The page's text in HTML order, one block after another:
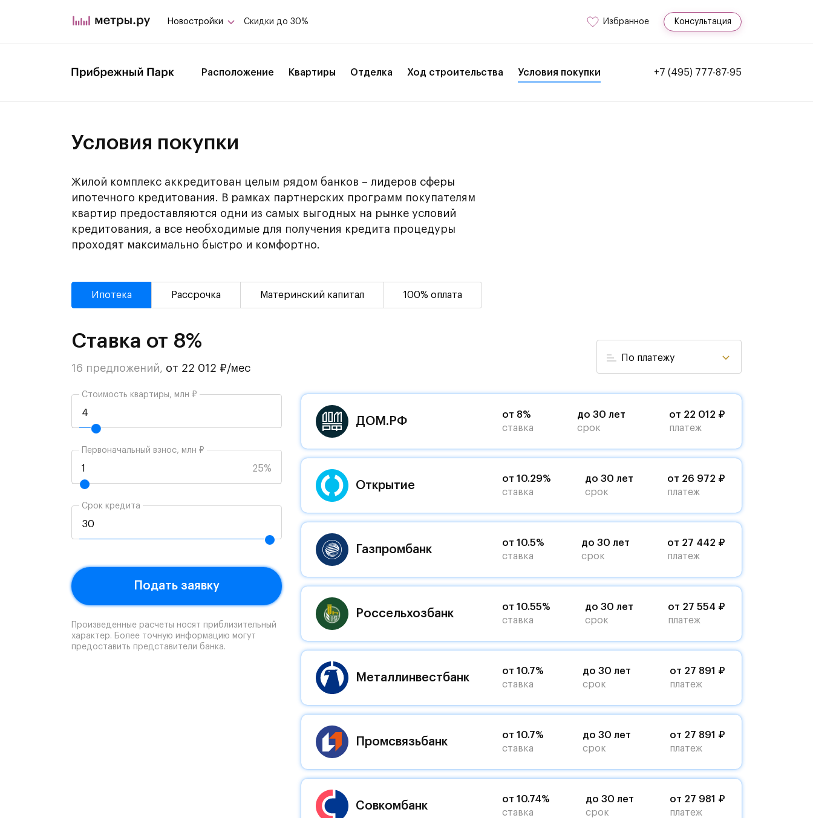
Новостройки Скидки до 30% Избранное Консультация
Расположение Квартиры Отделка Ход строительства Условия покупки +7 (495) 777-87-95
Условия покупки
Жилой комплекс аккредитован целым рядом банков – лидеров сферы
ипотечного кредитования. В рамках партнерских программ покупателям
квартир предоставляются одни из самых выгодных на рынке условий
кредитования, а все необходимые для получения кредита процедуры
проходят максимально быстро и комфортно.
Ипотека Рассрочка Материнский капитал 100% оплата
Ставка от 8%
16 предложений, от 22 012 ₽/мес
Стоимость квартиры, млн ₽
Первоначальный взнос, млн ₽
25%
Срок кредита
Подать заявку
Произведенные расчеты носят приблизительный
характер. Более точную информацию могут
предоставить представители банка.
По платежу
ДОМ.РФ
от 8%
ставка
до 30 лет
срок
от 22 012 ₽
платеж
Открытие
от 10.29%
ставка
до 30 лет
срок
от 26 972 ₽
платеж
Газпромбанк
от 10.5%
ставка
до 30 лет
срок
от 27 442 ₽
платеж
Россельхозбанк
от 10.55%
ставка
до 30 лет
срок
от 27 554 ₽
платеж
Металлинвестбанк
от 10.7%
ставка
до 30 лет
срок
от 27 891 ₽
платеж
Промсвязьбанк
от 10.7%
ставка
до 30 лет
срок
от 27 891 ₽
платеж
Совкомбанк
от 10.74%
ставка
до 30 лет
срок
от 27 981 ₽
платеж